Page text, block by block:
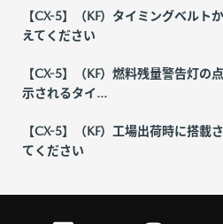
【CX-5】（KF）タイミングベルト
えてください
【CX-5】（KF）燃料残量警告灯
示されるタイ...
【CX-5】（KF）工場出荷時に搭載
てください